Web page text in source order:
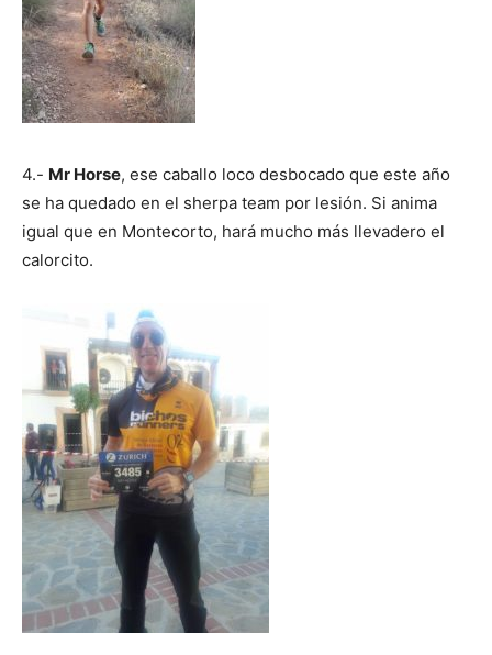
4.- Mr Horse, ese caballo loco desbocado que este año
se ha quedado en el sherpa team por lesión. Si anima
igual que en Montecorto, hará mucho más llevadero el
calorcito.